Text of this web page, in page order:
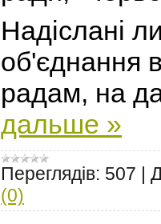
Надіслані
об'єднання
радам, на
дальше »
Переглядів: 507 |
(0)